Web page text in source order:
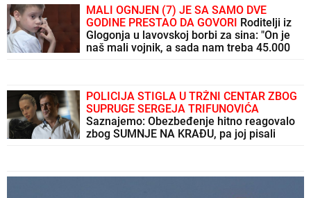
MALI OGNJEN (7) JE SA SAMO DVE
GODINE PRESTAO DA GOVORI Roditelji iz
Glogonja u lavovskoj borbi za sina: "On je
naš mali vojnik, a sada nam treba 45.000
POLICIJA STIGLA U TRŽNI CENTAR ZBOG
SUPRUGE SERGEJA TRIFUNOVIĆA
Saznajemo: Obezbeđenje hitno reagovalo
zbog SUMNJE NA KRAĐU, pa joj pisali